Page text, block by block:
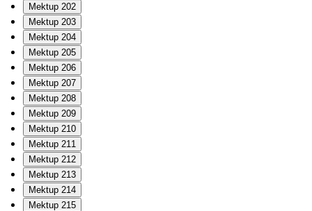
Mektup 202
Mektup 203
Mektup 204
Mektup 205
Mektup 206
Mektup 207
Mektup 208
Mektup 209
Mektup 210
Mektup 211
Mektup 212
Mektup 213
Mektup 214
Mektup 215